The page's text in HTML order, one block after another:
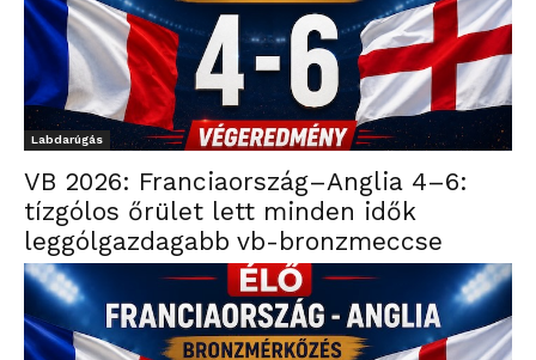
Labdarúgás
VB 2026: Franciaország–Anglia 4–6:
tízgólos őrület lett minden idők
leggólgazdagabb vb-bronzmeccse